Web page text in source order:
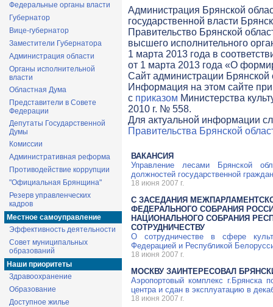
Федеральные органы власти
Губернатор
Вице-губернатор
Заместители Губернатора
Администрация области
Органы исполнительной
власти
Областная Дума
Представители в Совете
Федерации
Депутаты Государственной
Думы
Комиссии
Административная реформа
Противодействие коррупции
"Официальная Брянщина"
Резерв управленческих
кадров
Местное самоуправление
Эффективность деятельности
Совет муниципальных
образований
Наши приоритеты
Здравоохранение
Образование
Доступное жилье
Администрация Брянской
государственной власти
Правительство Брянской
высшего исполнительного
1 марта 2013 года в
от 1 марта 2013 года «О
Cайт администрации Брянской
Информация на этом сайте
с приказом Министерства
2010 г. № 558.
Для актуальной информации
Правительства Брянской
ВАКАНСИЯ
Управление лесами Брянской
должностей государственной
18 июня 2007 г.
С ЗАСЕДАНИЯ
ФЕДЕРАЛЬНОГО СОБРАНИЯ
НАЦИОНАЛЬНОГО СОБРАНИЯ
СОТРУДНИЧЕСТВУ
О сотрудничестве в сфере
Федерацией и Республикой
18 июня 2007 г.
МОСКВУ ЗАИНТЕРЕСОВАЛ
Аэропортовый комплекс г.Брянска
центра и сдан в эксплуатацию в
18 июня 2007 г.